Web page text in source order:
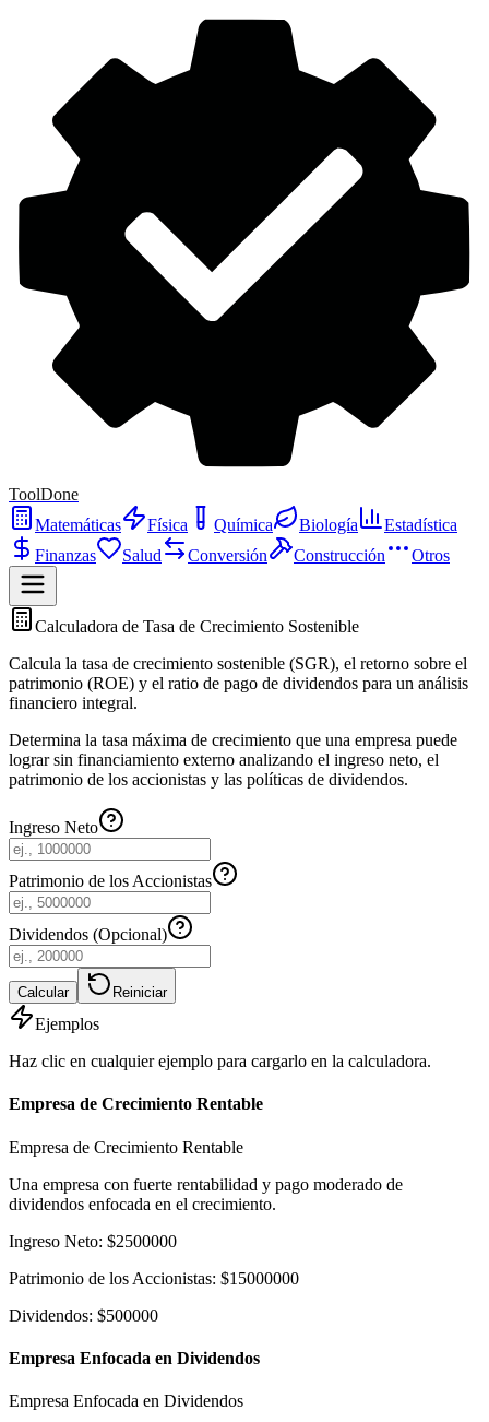
ToolDone
Matemáticas
Física Química Biología
Estadística
Finanzas
Salud Conversión Construcción Otros
Calculadora de Tasa de Crecimiento Sostenible
Calcula la tasa de crecimiento sostenible (SGR), el retorno sobre el
patrimonio (ROE) y el ratio de pago de dividendos para un análisis
financiero integral.
Determina la tasa máxima de crecimiento que una empresa puede
lograr sin financiamiento externo analizando el ingreso neto, el
patrimonio de los accionistas y las políticas de dividendos.
Ingreso Neto
Patrimonio de los Accionistas
Dividendos (Opcional)
Calcular Reiniciar
Ejemplos
Haz clic en cualquier ejemplo para cargarlo en la calculadora.
Empresa de Crecimiento Rentable
Empresa de Crecimiento Rentable
Una empresa con fuerte rentabilidad y pago moderado de
dividendos enfocada en el crecimiento.
Ingreso Neto: $2500000
Patrimonio de los Accionistas: $15000000
Dividendos: $500000
Empresa Enfocada en Dividendos
Empresa Enfocada en Dividendos